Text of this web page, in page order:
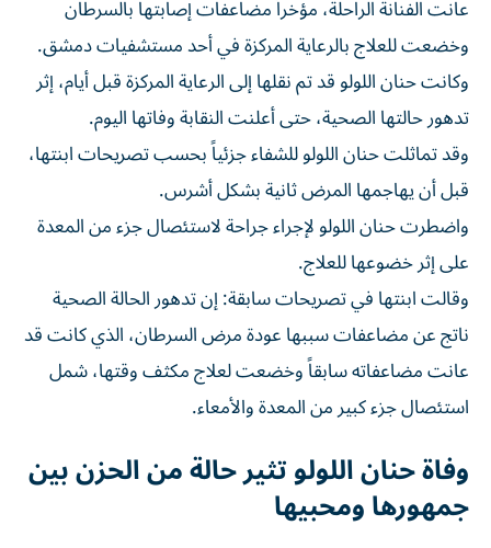
عانت الفنانة الراحلة، مؤخراً مضاعفات إصابتها بالسرطان
وخضعت للعلاج بالرعاية المركزة في أحد مستشفيات دمشق.
وكانت حنان اللولو قد تم نقلها إلى الرعاية المركزة قبل أيام، إثر
تدهور حالتها الصحية، حتى أعلنت النقابة وفاتها اليوم.
وقد تماثلت حنان اللولو للشفاء جزئياً بحسب تصريحات ابنتها،
قبل أن يهاجمها المرض ثانية بشكل أشرس.
واضطرت حنان اللولو لإجراء جراحة لاستئصال جزء من المعدة
على إثر خضوعها للعلاج.
وقالت ابنتها في تصريحات سابقة: إن تدهور الحالة الصحية
ناتج عن مضاعفات سببها عودة مرض السرطان، الذي كانت قد
عانت مضاعفاته سابقاً وخضعت لعلاج مكثف وقتها، شمل
استئصال جزء كبير من المعدة والأمعاء.
وفاة حنان اللولو تثير حالة من الحزن بين
جمهورها ومحبيها